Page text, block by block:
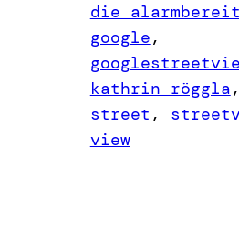
die
google
kathrin röggla
street ,
view